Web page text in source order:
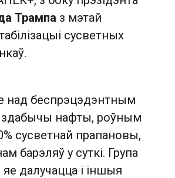
Трампа з мэтай
сусветных
над беспрэцэдэнтным
здабычы нафты, роўным
сусветнай прапановы,
барэляў у суткі. Група
далучацца і іншыя